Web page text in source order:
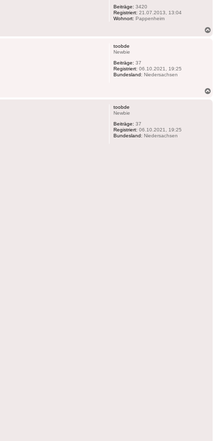
Beiträge: 3420
Registriert: 21.07.2013, 13:04
Wohnort: Pappenheim
toobde
Newbie
Beiträge: 37
Registriert: 06.10.2021, 19:25
Bundesland: Niedersachsen
toobde
Newbie
Beiträge: 37
Registriert: 06.10.2021, 19:25
Bundesland: Niedersachsen